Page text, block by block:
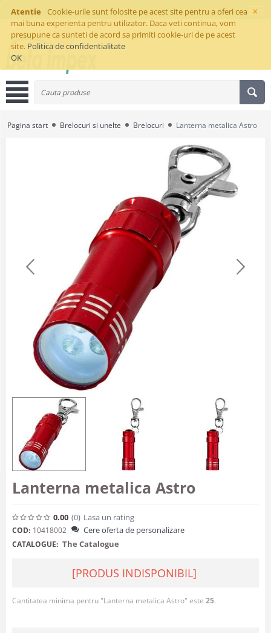
×
Atentie
Cookie-urile sunt folosite pe acest site pentru a oferi cea
mai buna experienta pentru utilizator. Daca veti continua, vom
presupune ca sunteti de acord sa primiti cookie-uri de pe acest
site. Politica de confidentialitate
OK
Pagina start Brelocuri si unelte Brelocuri Lanterna metalica Astro
Lanterna metalica Astro
0.00 (0) Lasa un rating
COD: 10418002 Cere oferta de personalizare
CATALOGUE: The Catalogue
[PRODUS INDISPONIBIL]
Cantitatea minima pentru "Lanterna metalica Astro" este 25.